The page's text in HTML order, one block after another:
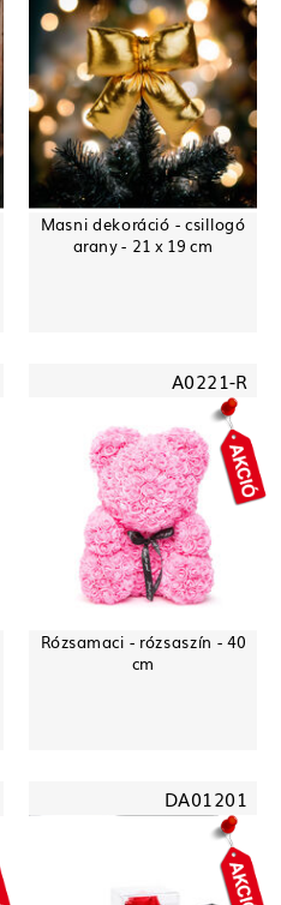
Masni dekoráció - csillogó
arany - 21 x 19 cm
A0221-R
Rózsamaci - rózsaszín - 40
cm
DA01201